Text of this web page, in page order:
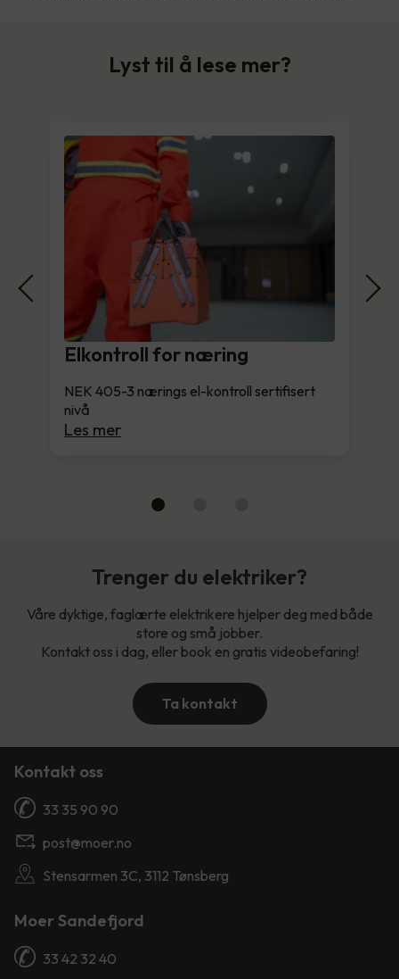
Lyst til å lese mer?
Elkontroll for næring
NEK 405-3 nærings el-kontroll sertifisert
nivå
Les mer
Trenger du elektriker?
Våre dyktige, faglærte elektrikere hjelper deg med både
store og små jobber.
Kontakt oss i dag, eller book en gratis videobefaring!
Ta kontakt
Kontakt oss
33 35 90 90
post@moer.no
Stensarmen 3C, 3112 Tønsberg
Moer Sandefjord
33 42 32 40